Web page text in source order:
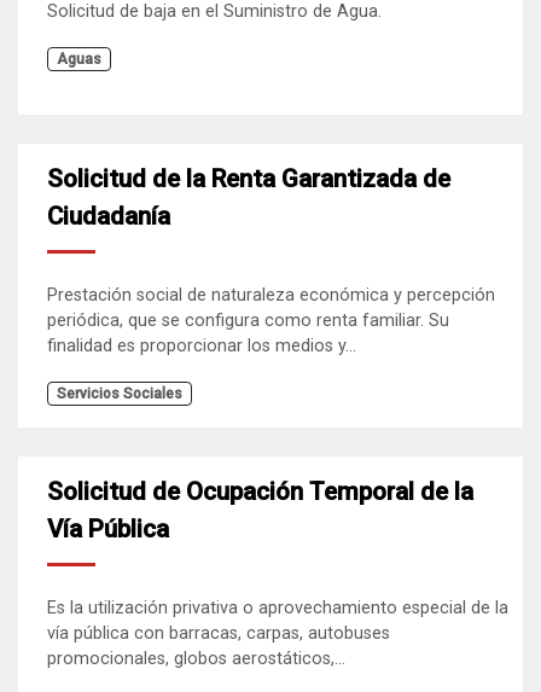
Solicitud de baja en el Suministro de Agua.
Aguas
Solicitud de la Renta Garantizada de
Ciudadanía
Prestación social de naturaleza económica y percepción
periódica, que se configura como renta familiar. Su
finalidad es proporcionar los medios y...
Servicios Sociales
Solicitud de Ocupación Temporal de la
Vía Pública
Es la utilización privativa o aprovechamiento especial de la
vía pública con barracas, carpas, autobuses
promocionales, globos aerostáticos,...